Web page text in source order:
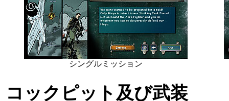
シングルミッション
コックピット及び武装